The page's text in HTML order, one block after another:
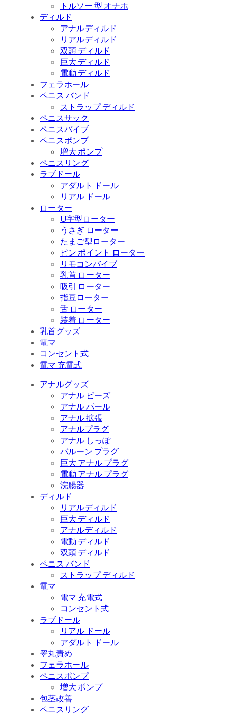
トルソー 型 オナホ
ディルド
アナルディルド
リアルディルド
双頭 ディルド
巨大 ディルド
電動 ディルド
フェラホール
ペニス バンド
ストラップ ディルド
ペニスサック
ペニスバイブ
ペニスポンプ
増大 ポンプ
ペニスリング
ラブドール
アダルト ドール
リアル ドール
ローター
U字型ローター
うさぎ ローター
たまご型ローター
ピン ポイント ローター
リモコンバイブ
乳首 ローター
吸引 ローター
指豆ローター
舌 ローター
装着 ローター
乳首グッズ
電マ
コンセント式
電マ 充電式
アナルグッズ
アナル ビーズ
アナル パール
アナル 拡張
アナルプラグ
アナル しっぽ
バルーン プラグ
巨大 アナル プラグ
電動 アナル プラグ
浣腸器
ディルド
リアルディルド
巨大 ディルド
アナルディルド
電動 ディルド
双頭 ディルド
ペニス バンド
ストラップ ディルド
電マ
電マ 充電式
コンセント式
ラブドール
リアル ドール
アダルト ドール
睾丸責め
フェラホール
ペニスポンプ
増大 ポンプ
包茎改善
ペニスリング